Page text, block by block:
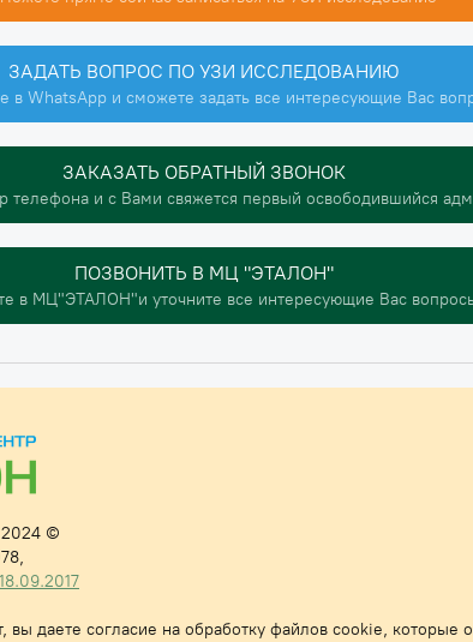
ЗАДАТЬ ВОПРОС ПО УЗИ ИССЛЕДОВАНИЮ
в WhatsApp и сможете задать все интересующие Вас
ЗАКАЗАТЬ ОБРАТНЫЙ ЗВОНОК
телефона и с Вами свяжется первый освободившийся
ПОЗВОНИТЬ В МЦ "ЭТАЛОН"
в МЦ"ЭТАЛОН"и уточните все интересующие Вас
©
вы даете согласие на обработку файлов cookie, которые